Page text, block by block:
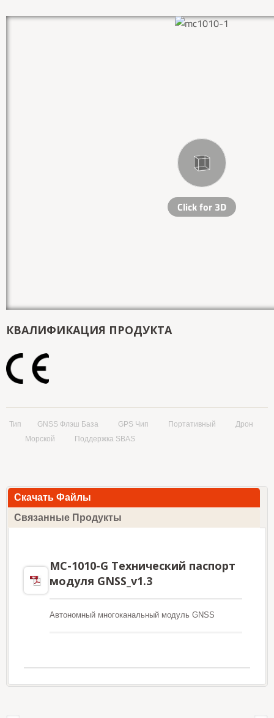
КВАЛИФИКАЦИЯ ПРОДУКТА
Тип GNSS Флэш База GPS Чип Портативный
Дрон
Морской
Поддержка SBAS
Скачать Файлы
Связанные Продукты
MC-1010-G Технический паспорт
модуля GNSS_v1.3
Автономный многоканальный модуль GNSS